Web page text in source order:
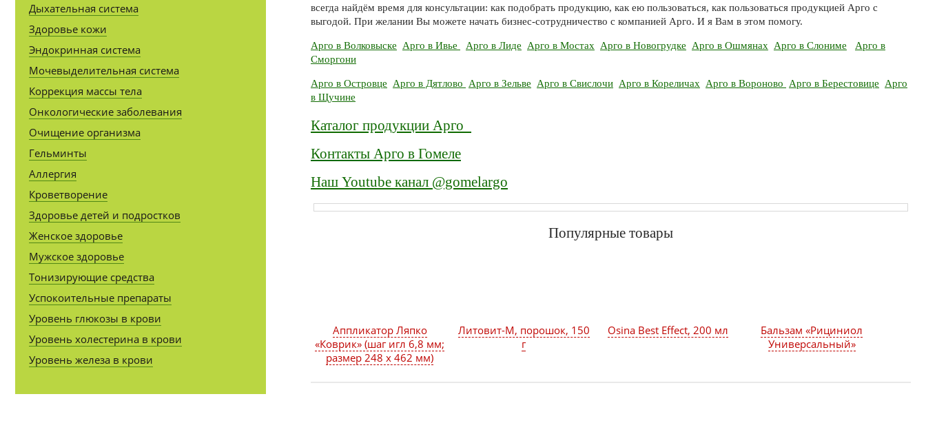
всегда найдём время для консультации: как подобрать продукцию, как ею пользоваться, как пользоваться продукцией Арго с
выгодой. При желании Вы можете начать бизнес-сотрудничество с компанией Арго. И я Вам в этом помогу.
Арго в Волковыске Арго в Ивье Арго в Лиде Арго в Мостах Арго в Новогрудке Арго в Ошмянах Арго в Слониме
Арго в
Сморгони
Арго в Островце Арго в Дятлово Арго в Зельве Арго в Свислочи Арго в Кореличах Арго в Вороново Арго в Берестовице
Арго
в Щучине
Каталог продукции Арго_
Контакты Арго в Гомеле
Наш Youtube канал @gomelargo
Популярные товары
Аппликатор Ляпко
«Коврик» (шаг игл 6,8 мм;
размер 248 х 462 мм)
Литовит-М, порошок, 150
г
Osina Best Effect, 200 мл
Бальзам «Рициниол
Универсальный»
Дыхательная система
Здоровье кожи
Эндокринная система
Мочевыделительная система
Коррекция массы тела
Онкологические заболевания
Очищение организма
Гельминты
Аллергия
Кроветворение
Здоровье детей и подростков
Женское здоровье
Мужское здоровье
Тонизирующие средства
Успокоительные препараты
Уровень глюкозы в крови
Уровень холестерина в крови
Уровень железа в крови